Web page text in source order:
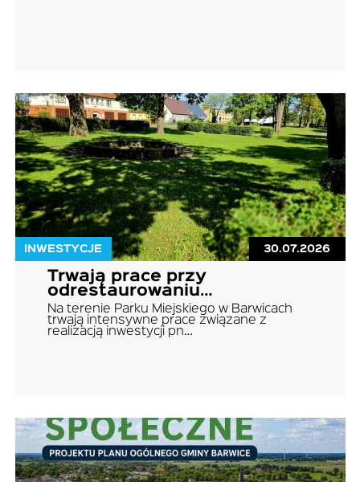
INWESTYCJE 30.07.2026
Trwają prace przy
odrestaurowaniu
zabytkowego Parku
Miejskiego w Barwicach
Na terenie Parku Miejskiego w Barwicach
trwają intensywne prace związane z
realizacją inwestycji pn…